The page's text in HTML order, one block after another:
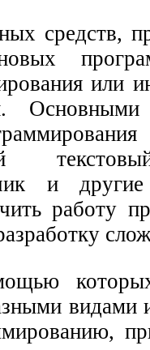
средств,
или
Основными
и
работу
которых
видами